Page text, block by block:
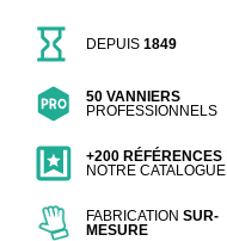
DEPUIS1849
50 VANNIERS
PROFESSIONNELS
+200 RÉFÉRENCES
NOTRE CATALOGUE
FABRICATIONSUR-
MESURE